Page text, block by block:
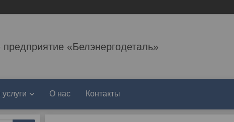
предприятие «Белэнергодеталь»
О нас Контакты